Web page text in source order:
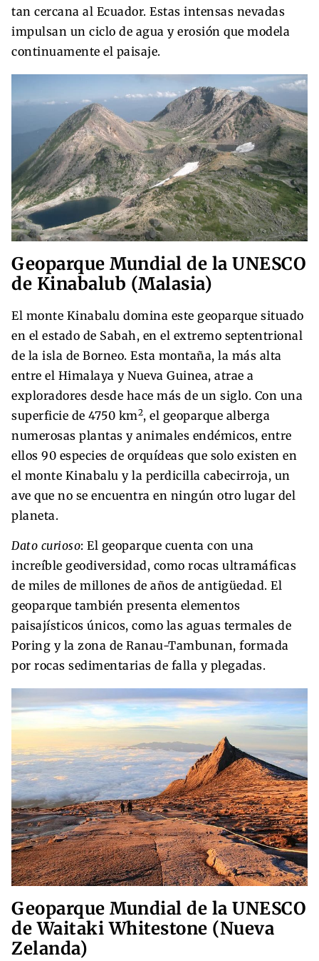
tan cercana al Ecuador. Estas intensas nevadas
impulsan un ciclo de agua y erosión que modela
continuamente el paisaje.
Geoparque Mundial de la UNESCO
de Kinabalub (Malasia)
El monte Kinabalu domina este geoparque situado
en el estado de Sabah, en el extremo septentrional
de la isla de Borneo. Esta montaña, la más alta
entre el Himalaya y Nueva Guinea, atrae a
exploradores desde hace más de un siglo. Con una
superficie de 4750 km2, el geoparque alberga
numerosas plantas y animales endémicos, entre
ellos 90 especies de orquídeas que solo existen en
el monte Kinabalu y la perdicilla cabecirroja, un
ave que no se encuentra en ningún otro lugar del
planeta.
Dato curioso: El geoparque cuenta con una
increíble geodiversidad, como rocas ultramáficas
de miles de millones de años de antigüedad. El
geoparque también presenta elementos
paisajísticos únicos, como las aguas termales de
Poring y la zona de Ranau-Tambunan, formada
por rocas sedimentarias de falla y plegadas.
Geoparque Mundial de la UNESCO
de Waitaki Whitestone (Nueva
Zelanda)